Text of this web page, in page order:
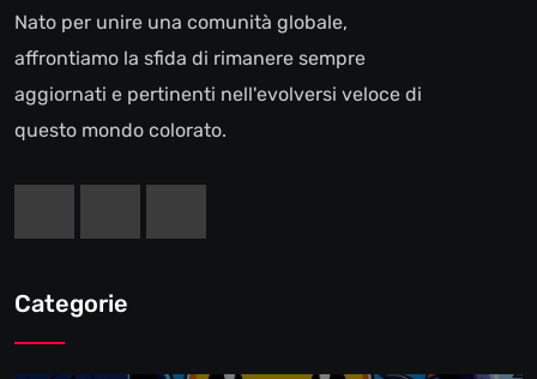
Nato per unire una comunità globale,
affrontiamo la sfida di rimanere sempre
aggiornati e pertinenti nell'evolversi veloce di
questo mondo colorato.
Categorie